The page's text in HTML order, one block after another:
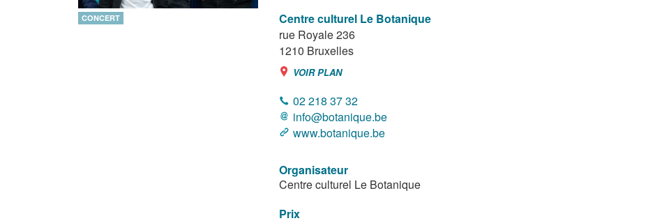
CONCERT
Centre culturel Le Botanique
rue Royale 236
1210 Bruxelles
VOIR PLAN
02 218 37 32
info@botanique.be
www.botanique.be
Organisateur
Centre culturel Le Botanique
Prix